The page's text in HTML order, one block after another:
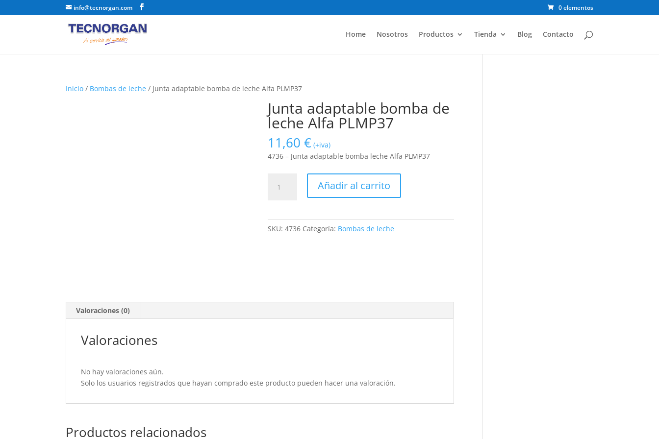
info@tecnorgan.com 0 elementos
Home Nosotros Productos Tienda Blog Contacto
Inicio / Bombas de leche / Junta adaptable bomba de leche Alfa PLMP37
Junta adaptable bomba de
leche Alfa PLMP37
11,60€ (+iva)
4736 – Junta adaptable bomba leche Alfa PLMP37
adaptable
Añadir al carrito
SKU:4736 Categoría: Bombas de leche
Valoraciones (0)
Valoraciones
No hay valoraciones aún.
Solo los usuarios registrados que hayan comprado este producto pueden hacer una valoración.
Productos relacionados